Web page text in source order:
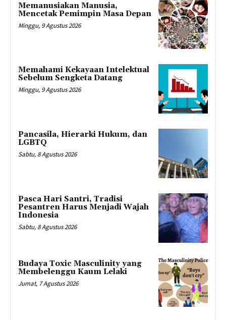
Memanusiakan Manusia,
Mencetak Pemimpin Masa Depan
Minggu, 9 Agustus 2026
Memahami Kekayaan Intelektual
Sebelum Sengketa Datang
Minggu, 9 Agustus 2026
Pancasila, Hierarki Hukum, dan
LGBTQ
Sabtu, 8 Agustus 2026
Pasca Hari Santri, Tradisi
Pesantren Harus Menjadi Wajah
Indonesia
Sabtu, 8 Agustus 2026
Budaya Toxic Masculinity yang
Membelenggu Kaum Lelaki
Jumat, 7 Agustus 2026